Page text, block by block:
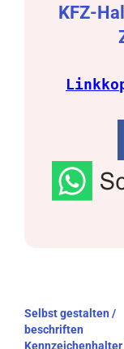
KFZ-
Selbst gestalten /
beschriften